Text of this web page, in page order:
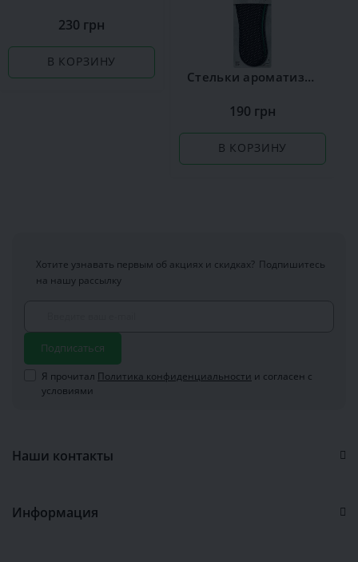
230 грн
В КОРЗИНУ
Стельки ароматизированные Сoccine Silver
190 грн
В КОРЗИНУ
Хотите узнавать первым об акциях и скидках? Подпишитесь
на нашу рассылку
Подписаться
Я прочитал Политика конфиденциальности и согласен с
условиями
Наши контакты
Информация